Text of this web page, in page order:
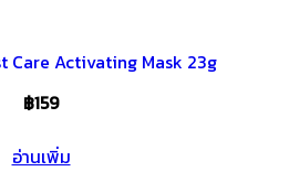
Care Activating Mask 23g
฿159
อ่านเพิ่ม